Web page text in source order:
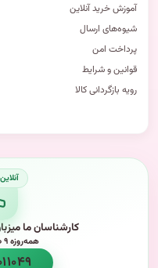
کارشناسان ما
همه‌روزه ۹ صبح تا ۱۱ شب
۰۵۱-
آموزش خرید آنلاین
شیوه‌های ارسال
پرداخت امن
قوانین و شرایط
رویه بازگردانی کالا